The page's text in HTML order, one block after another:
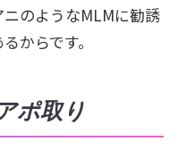
のようなMLMに勧誘
からです。
ポ取り